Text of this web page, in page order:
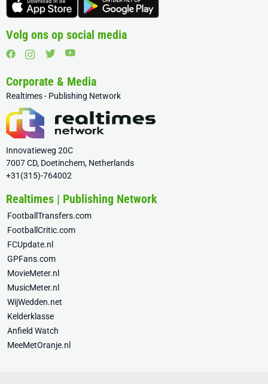
Volg ons op social media
Corporate & Media
Realtimes - Publishing Network
Innovatieweg 20C
7007 CD, Doetinchem, Netherlands
+31(315)-764002
Realtimes | Publishing Network
FootballTransfers.com
FootballCritic.com
FCUpdate.nl
GPFans.com
MovieMeter.nl
MusicMeter.nl
WijWedden.net
Kelderklasse
Anfield Watch
MeeMetOranje.nl